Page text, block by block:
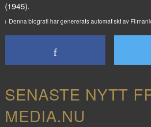
(1945).
Denna biografi har genererats automatiskt av
SENASTE NYTT
MEDIA.NU